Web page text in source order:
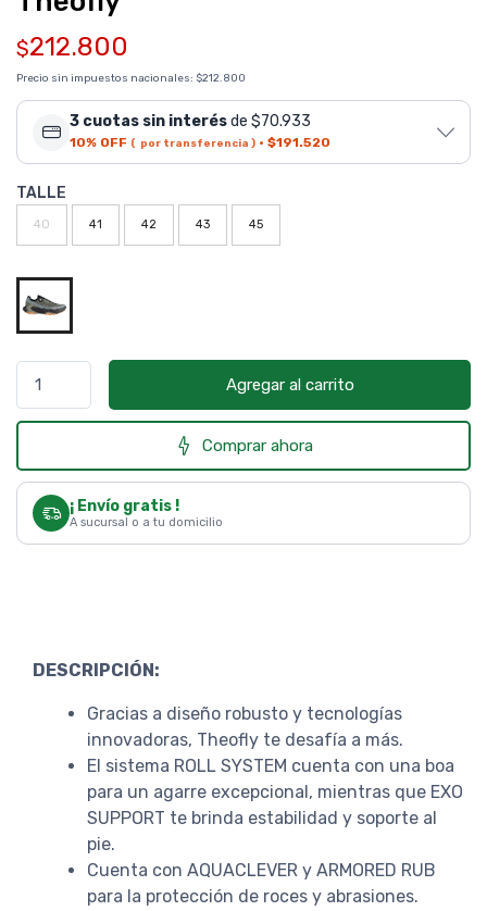
$212.800
Precio sin impuestos nacionales: $212.800
3 cuotas sin interésde $70.933
10% OFF ( por transferencia ) · $191.520
TALLE
40 41 42 43 45
Agregar al carrito
Comprar ahora
¡ Envío gratis !
A sucursal o a tu domicilio
DESCRIPCIÓN:
Gracias a diseño robusto y tecnologías
innovadoras, Theofly te desafía a más.
El sistema ROLL SYSTEM cuenta con una boa
para un agarre excepcional, mientras que EXO
SUPPORT te brinda estabilidad y soporte al
pie.
Cuenta con AQUACLEVER y ARMORED RUB
para la protección de roces y abrasiones.